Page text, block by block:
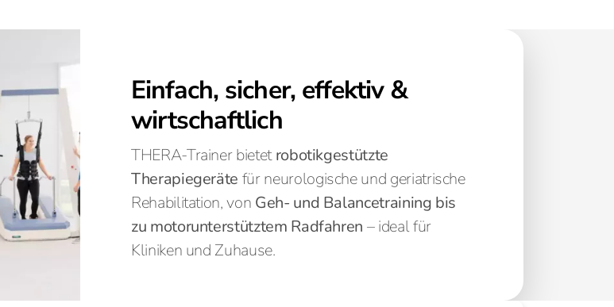
Einfach, sicher, effektiv &
wirtschaftlich
THERA-Trainer bietetrobotikgestützte
Therapiegeräte für neurologische und geriatrische
Rehabilitation, von Geh- und Balancetraining bis
zu motorunterstütztem Radfahren – ideal für
Kliniken und Zuhause.